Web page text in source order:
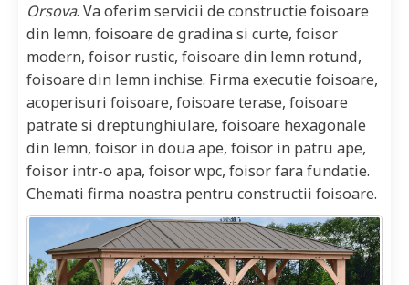
Orsova. Va oferim servicii de constructie foisoare
din lemn, foisoare de gradina si curte, foisor
modern, foisor rustic, foisoare din lemn rotund,
foisoare din lemn inchise. Firma executie foisoare,
acoperisuri foisoare, foisoare terase, foisoare
patrate si dreptunghiulare, foisoare hexagonale
din lemn, foisor in doua ape, foisor in patru ape,
foisor intr-o apa, foisor wpc, foisor fara fundatie.
Chemati firma noastra pentru constructii foisoare.